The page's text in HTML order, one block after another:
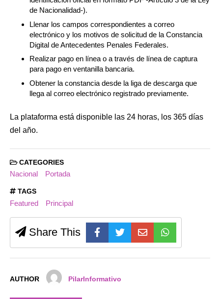
de Nacionalidad-).
Llenar los campos correspondientes a correo
electrónico y los motivos de solicitud de la Constancia
Digital de Antecedentes Penales Federales.
Realizar pago en línea o a través de línea de captura
para pago en ventanilla bancaria.
Obtener la constancia desde la liga de descarga que
llega al correo electrónico registrado previamente.
La plataforma está disponible las 24 horas, los 365 días
del año.
CATEGORIES
Nacional Portada
TAGS
Featured Principal
Share This
AUTHOR PilarInformativo